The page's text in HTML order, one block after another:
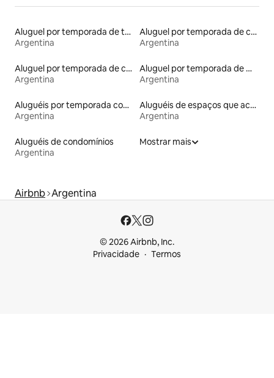
Aluguel por temporada de townhouses
Argentina
Aluguel por temporada de casas de veraneio
Argentina
Aluguel por temporada de casas na árvore
Argentina
Aluguel por temporada de microcasas
Argentina
Aluguéis por temporada com banheira de hidromassagem
Argentina
Aluguéis de espaços que aceitam animais de estimação
Argentina
Aluguéis de condomínios
Argentina
Mostrar mais
Airbnb Argentina
© 2026 Airbnb, Inc.
Privacidade
Termos